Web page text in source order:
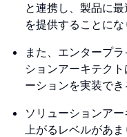
と連携し、製品に
を提供することにな
また、エンタープ
ションアーキテク
ーションを実装でき
ソリューションア
上がるレベルがあ